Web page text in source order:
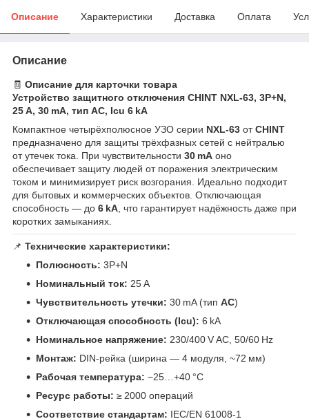
Описание Характеристики Доставка Оплата
Описание
🧾 Описание для карточки товара
Устройство защитного отключения CHINT NXL‑63, 3P+N,
25 A, 30 mA, тип AC, Icu 6 kA
Компактное четырёхполюсное УЗО серии NXL‑63 отCHINT
предназначено для защиты трёхфазных сетей с нейтралью
от утечек тока. При чувствительности 30 mA оно
обеспечивает защиту людей от поражения электрическим
током и минимизирует риск возгорания. Идеально подходит
для бытовых и коммерческих объектов. Отключающая
способность — до 6 kA , что гарантирует надёжность даже при
коротких замыканиях.
📌 Технические характеристики:
Полюсность: 3P+N
Номинальный ток: 25 A
Чувствительность утечки: 30 mA (тип AC)
Отключающая способность (Icu): 6 kA
Номинальное напряжение: 230/400 V AC, 50/60 Hz
Монтаж: DIN‑рейка (ширина — 4 модуля, ~72 мм)
Рабочая температура: −25…+40 °C
Ресурс работы: ≥ 2000 операций
Соответствие стандартам: IEC/EN 61008‑1